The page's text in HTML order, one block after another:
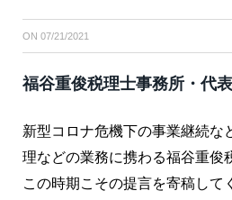
ON 07/21/2021
福谷重俊税理士事務所・代
新型コロナ危機下の事業継続な
理などの業務に携わる福谷重俊
この時期こその提言を寄稿して